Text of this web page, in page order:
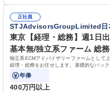
フラを支える責任とやりがいを実
木ヒルズ）になります。 ※毎週土日し
職種 【本社車両管理】土日祝休み/
整・交渉力：社内外との調整によ
コストマネジメント能力：整備工場
駄なコストを見極めるため、経営的
期日・進捗管理能力：リース開始日
る力が身に付きま
正社員
STJAdvisorsGroupLimited日
東京【経理・総務】週1日
基本無/独立系ファーム 総
独立系ECMアドバイザリーファームとして
経理・総務をお任せします。基礎的なバッ
任担当として広く活躍できる環境です。
年俸
400万円以上